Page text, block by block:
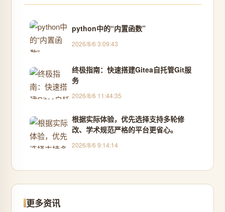
python中的“内置函数”
2026/8/6 3:09:43
终极指南：快速搭建Gitea自托管Git服
务
2026/8/6 11:44:35
根据实际体验，优先选择支持多轮修
改、学术规范严格的平台更省心。
2026/8/6 9:14:14
更多资讯